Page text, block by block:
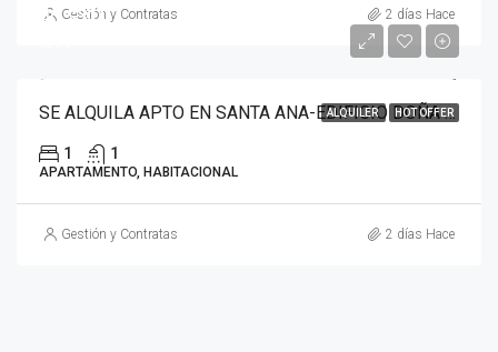
Gestión y Contratas 2 días Hace
ALQUILER HOT OFFER
40$310
SE ALQUILA APTO EN SANTA ANA-EDIFICIO DOÑA ELVIRA
1 1
APARTAMENTO, HABITACIONAL
Gestión y Contratas 2 días Hace